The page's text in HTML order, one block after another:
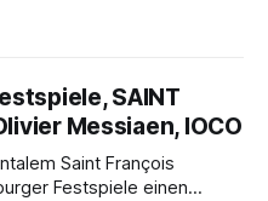
SAINT
Messiaen, IOCO
Saint François
Festspiele einen